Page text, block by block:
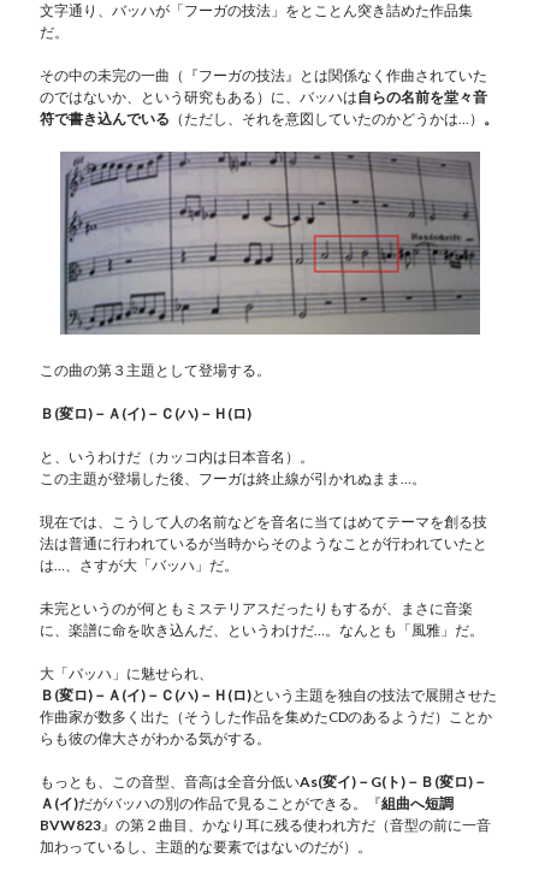
文字通り、バッハが「フーガの技法」をとことん突き詰めた作品集
だ。
その中の未完の一曲（『フーガの技法』とは関係なく作曲されていた
のではないか、という研究もある）に、バッハは自らの名前を堂々音
符で書き込んでいる （ただし、それを意図していたのかどうかは…） 。
この曲の第３主題として登場する。
Ｂ (変ロ) －Ａ (イ) －Ｃ (ハ) －Ｈ (ロ)
と、いうわけだ（カッコ内は日本音名）。
この主題が登場した後、フーガは終止線が引かれぬまま…。
現在では、こうして人の名前などを音名に当てはめてテーマを創る技
法は普通に行われているが当時からそのようなことが行われていたと
は…、さすが大「バッハ」だ。
未完というのが何ともミステリアスだったりもするが、まさに音楽
に、楽譜に命を吹き込んだ、というわけだ…。なんとも「風雅」だ。
大「バッハ」に魅せられ、
Ｂ(変ロ)－Ａ(イ)－Ｃ(ハ)－Ｈ(ロ)という主題を独自の技法で展開させた
作曲家が数多く出た（そうした作品を集めたCDのあるようだ）ことか
らも彼の偉大さがわかる気がする。
もっとも、この音型、音高は全音分低いAs(変イ)－G(ト)－Ｂ(変ロ)－
Ａ(イ)だがバッハの別の作品で見ることができる。『組曲へ短調
BVW823』の第２曲目、かなり耳に残る使われ方だ（音型の前に一音
加わっているし、主題的な要素ではないのだが）。